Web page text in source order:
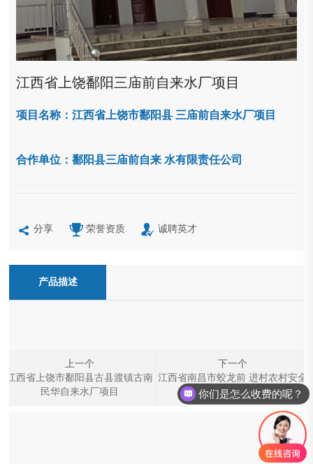
江西省上饶鄱阳三庙前自来水厂项目
项目名称：江西省上饶市鄱阳县 三庙前自来水厂项目
合作单位：鄱阳县三庙前自来 水有限责任公司
分享 荣誉资质 诚聘英才
产品描述
上一个
江西省上饶市鄱阳县古县渡镇古南
民华自来水厂项目
下一个
江西省南昌市蛟龙前 进村农村安全
饮用水项目
你们是怎么收费的呢？